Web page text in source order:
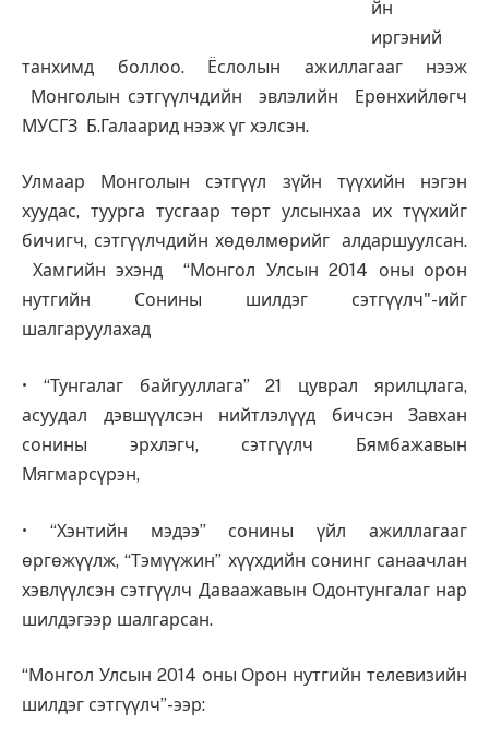
йн
иргэний
танхимд боллоо. Ёслолын ажиллагааг нээж
Монголын сэтгүүлчдийн эвлэлийн Ерөнхийлөгч
МУСГЗ Б.Галаарид нээж үг хэлсэн.
Улмаар Монголын сэтгүүл зүйн түүхийн нэгэн
хуудас, туурга тусгаар төрт улсынхаа их түүхийг
бичигч, сэтгүүлчдийн хөдөлмөрийг алдаршуулсан.
Хамгийн эхэнд “Монгол Улсын 2014 оны орон
нутгийн Сонины шилдэг сэтгүүлч"-ийг
шалгаруулахад
• “Тунгалаг байгууллага” 21 цуврал ярилцлага,
асуудал дэвшүүлсэн нийтлэлүүд бичсэн Завхан
сонины эрхлэгч, сэтгүүлч Бямбажавын
Мягмарсүрэн,
• “Хэнтийн мэдээ” сонины үйл ажиллагааг
өргөжүүлж, “Тэмүүжин” хүүхдийн сонинг санаачлан
хэвлүүлсэн сэтгүүлч Даваажавын Одонтунгалаг нар
шилдэгээр шалгарсан.
“Монгол Улсын 2014 оны Орон нутгийн телевизийн
шилдэг сэтгүүлч”-ээр: